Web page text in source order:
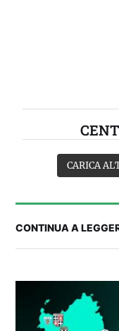
Balliana:
CARICA
CONTINUA A